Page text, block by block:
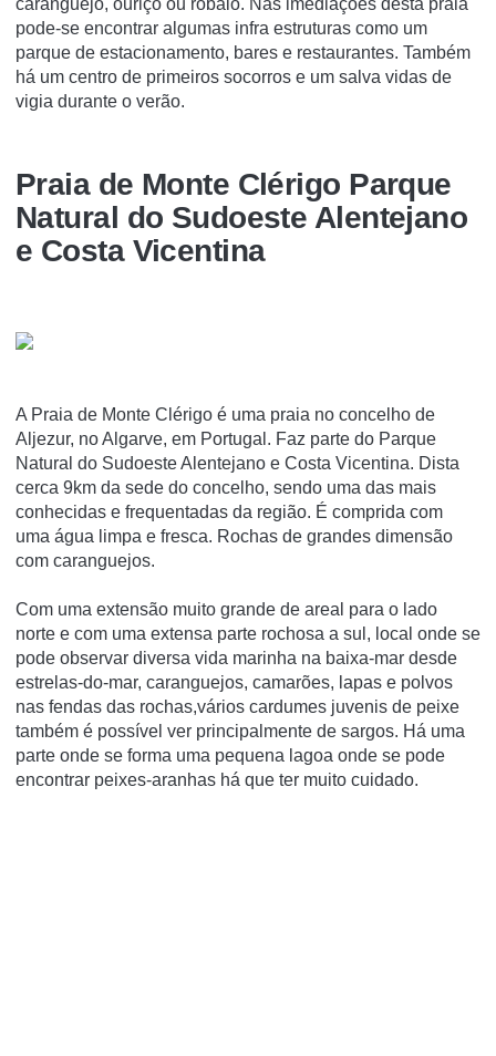
caranguejo, ouriço ou robalo. Nas imediações desta praia
pode-se encontrar algumas infra estruturas como um
parque de estacionamento, bares e restaurantes. Também
há um centro de primeiros socorros e um salva vidas de
vigia durante o verão.
Praia de Monte Clérigo Parque
Natural do Sudoeste Alentejano
e Costa Vicentina
A Praia de Monte Clérigo é uma praia no concelho de
Aljezur, no Algarve, em Portugal. Faz parte do Parque
Natural do Sudoeste Alentejano e Costa Vicentina. Dista
cerca 9km da sede do concelho, sendo uma das mais
conhecidas e frequentadas da região. É comprida com
uma água limpa e fresca. Rochas de grandes dimensão
com caranguejos.
Com uma extensão muito grande de areal para o lado
norte e com uma extensa parte rochosa a sul, local onde se
pode observar diversa vida marinha na baixa-mar desde
estrelas-do-mar, caranguejos, camarões, lapas e polvos
nas fendas das rochas,vários cardumes juvenis de peixe
também é possí­vel ver principalmente de sargos. Há uma
parte onde se forma uma pequena lagoa onde se pode
encontrar peixes-aranhas há que ter muito cuidado.